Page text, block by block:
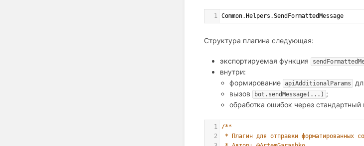
1 Common.Helpers.SendFormattedMessage
Структура плагина следующая:
экспортируемая функция
внутри:
формирование apiAdditionalParams
вызов
bot.sendMessage(...) ;
обработка ошибок через
1
/**
2
* Плагин для отправки форматированных